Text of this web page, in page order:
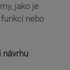
jako je
nebo
návrhu